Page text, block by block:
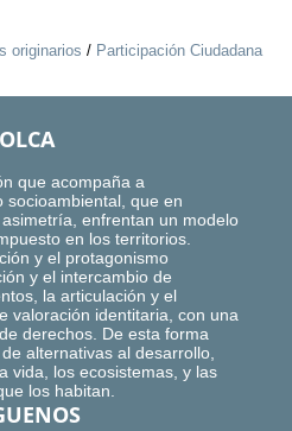
originarios / Participación Ciudadana
OLCA
que acompaña a
socioambiental, que en
enfrentan un modelo
en los territorios.
y el protagonismo
y el intercambio de
la articulación y el
valoración identitaria, con una
derechos. De esta forma
alternativas al desarrollo,
vida, los ecosistemas, y las
los habitan.